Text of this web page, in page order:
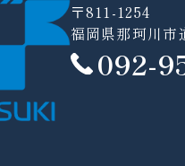
〒811-1254
福岡県那珂川市
092-